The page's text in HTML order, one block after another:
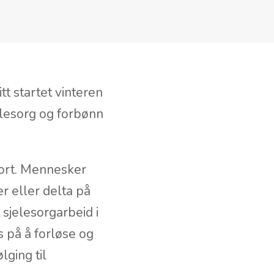
startet vinteren
og forbønn
Mennesker
eller delta på
i
på å forløse og
til